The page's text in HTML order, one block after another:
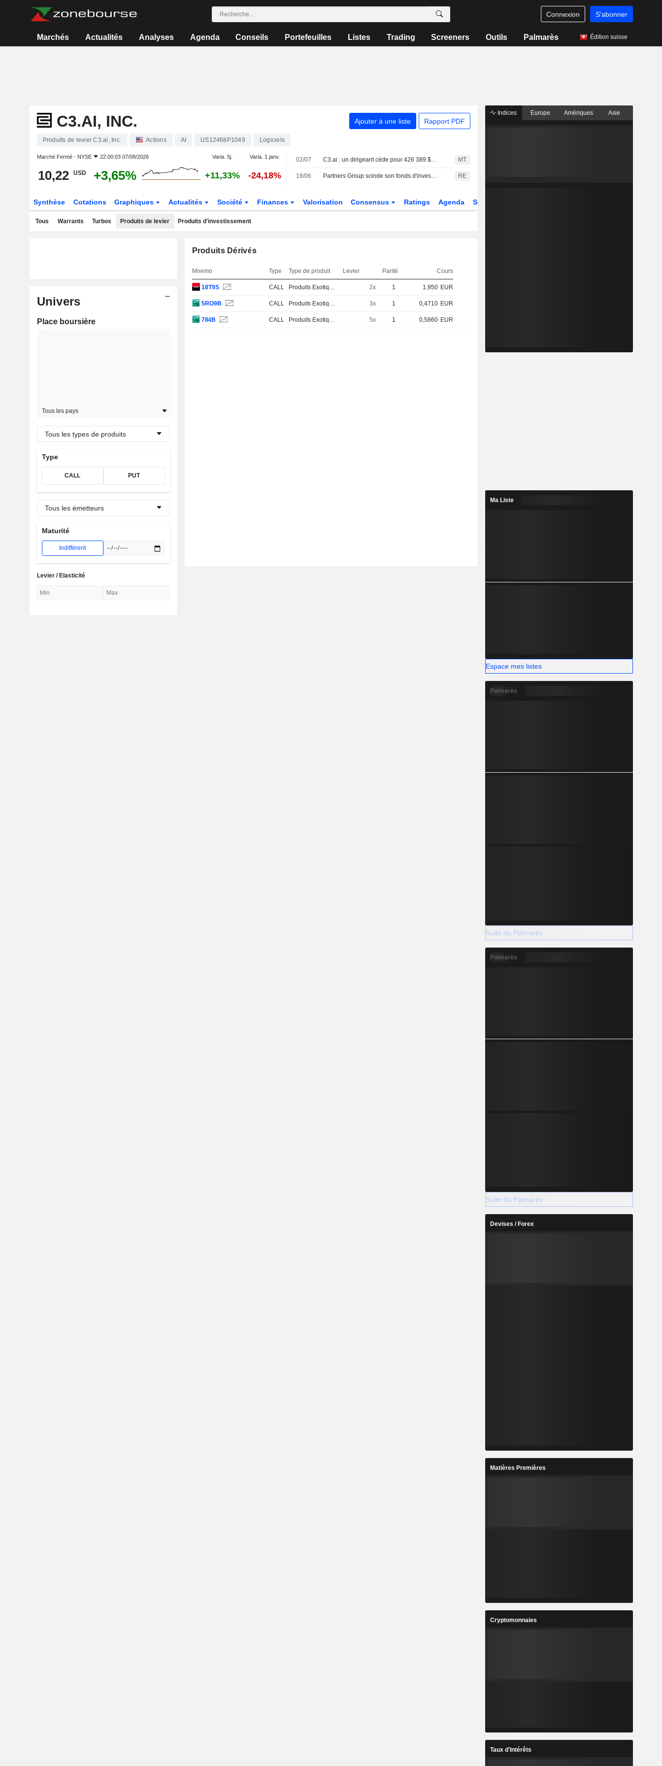
Connexion S'abonner
Marchés Actualités Analyses Agenda Conseils Portefeuilles Listes Trading Screeners Outils Palmarès Édition suisse
C3.AI, INC. Ajouter à une liste Rapport PDF
Produits de levier C3.ai, Inc. Actions AI US12468P1049 Logiciels
Marché Fermé - NYSE 22:00:03 07/08/2026 Varia. 5j. Varia. 1 janv.
10,22 USD +3,65% +11,33% -24,18%
02/07 C3.ai : un dirigeant cède pour 426 389 $ d'actions, selon un document de la SEC MT
18/06 Partners Group scinde son fonds d'investissement coté à Londres face à l'afflux de demandes de rachat RE
Synthèse Cotations Graphiques Actualités Société Finances Valorisation Consensus Ratings Agenda Secteur
Tous Warrants Turbos Produits de levier Produits d'investissement
Univers
Place boursière
Tous les pays
Tous les types de produits
Type
CALL PUT
Tous les émetteurs
Maturité
Indifférent
Levier / Elasticité
Produits Dérivés
Mnemo Type Type de produit Levier Parité Cours
18T9S CALL Produits Exotiques 2x 1 1,950 EUR
5RO9B CALL Produits Exotiques 3x 1 0,4710 EUR
7II4B CALL Produits Exotiques 5x 1 0,5860 EUR
Indices Europe Amériques Asie
Ma Liste
Espace mes listes
Palmarès
Suite du Palmarès
Palmarès
Suite du Palmarès
Devises / Forex
Matières Premières
Cryptomonnaies
Taux d'Intérêts